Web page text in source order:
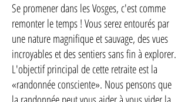
Se promener dans les Vosges, c'est comme
remonter le temps ! Vous serez entourés par
une nature magnifique et sauvage, des vues
incroyables et des sentiers sans fin à explorer.
L'objectif principal de cette retraite est la
«randonnée consciente». Nous pensons que